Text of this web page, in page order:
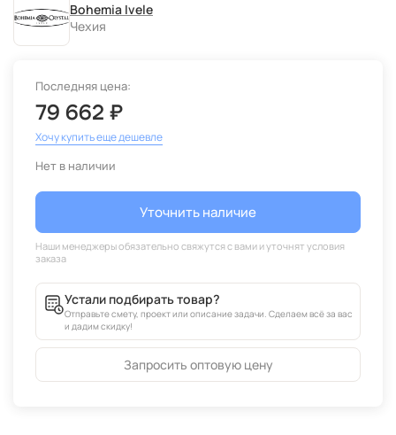
Bohemia Ivele
Чехия
Последняя цена:
79 662 ₽
Хочу купить еще дешевле
Нет в наличии
Уточнить наличие
Устали подбирать товар?
Отправьте смету, проект или описание задачи. Сделаем всё за вас
и дадим скидку!
Запросить оптовую цену